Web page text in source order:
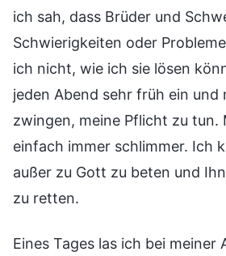
ich sah, dass Brüder und
Schwierigkeiten oder
ich nicht, wie ich sie lösen
jeden Abend sehr früh ein und
zwingen, meine Pflicht zu tun.
einfach immer schlimmer. Ich
außer zu Gott zu beten und
zu retten.
Eines Tages las ich bei meiner